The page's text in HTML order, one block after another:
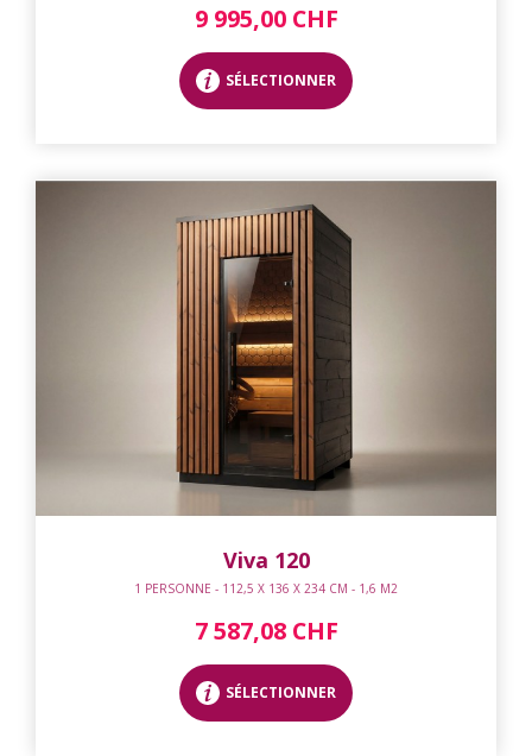
9 995,00 CHF
SÉLECTIONNER
Viva 120
1 PERSONNE - 112,5 X 136 X 234 CM - 1,6 M2
7 587,08 CHF
SÉLECTIONNER